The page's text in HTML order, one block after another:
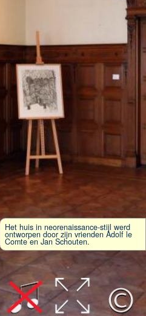
Het huis in neorenaissance-stijl werd
ontworpen door zijn vrienden Adolf le
Comte en Jan Schouten.